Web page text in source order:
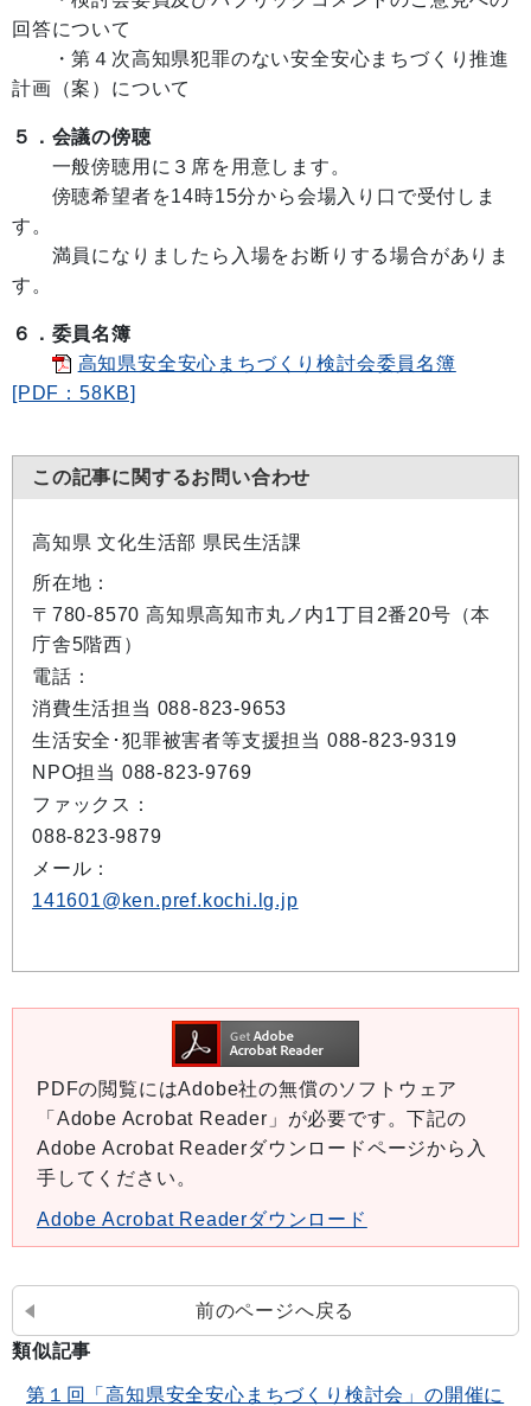
回答について
・第４次高知県犯罪のない安全安心まちづくり推進
計画（案）について
５．会議の傍聴
一般傍聴用に３席を用意します。
傍聴希望者を14時15分から会場入り口で受付しま
す。
満員になりましたら入場をお断りする場合がありま
す。
６．委員名簿
高知県安全安心まちづくり検討会委員名簿
[PDF：58KB]
この記事に関するお問い合わせ
高知県 文化生活部 県民生活課
所在地：
〒780-8570 高知県高知市丸ノ内1丁目2番20号（本
庁舎5階西）
電話：
消費生活担当 088-823-9653
生活安全･犯罪被害者等支援担当 088-823-9319
NPO担当 088-823-9769
ファックス：
088-823-9879
メール：
141601@ken.pref.kochi.lg.jp
PDFの閲覧にはAdobe社の無償のソフトウェア
「Adobe Acrobat Reader」が必要です。下記の
Adobe Acrobat Readerダウンロードページから入
手してください。
Adobe Acrobat Readerダウンロード
前のページへ戻る
類似記事
第１回「高知県安全安心まちづくり検討会」の開催に